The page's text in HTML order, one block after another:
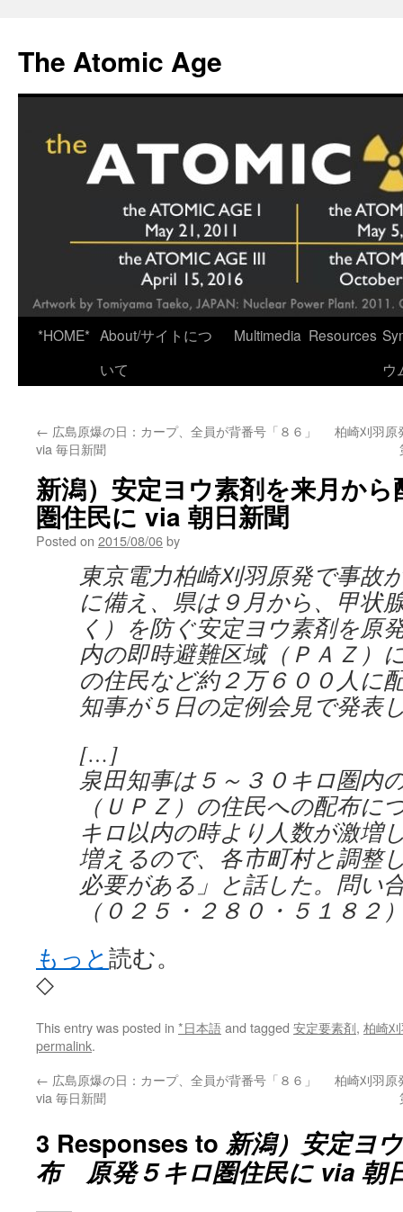
content
The Atomic Age
*HOME* About/サイトにつ
いて
Multimedia Resources
ウ
← 広島原爆の日：カープ、全員が背番号「８６」
via 毎日新聞
柏崎刈羽
新潟）安定ヨウ素剤を来月か
圏住民に via 朝日新聞
Posted on 2015/08/06by
東京電力柏崎刈羽原発で事故
に備え、県は９月から、甲状
く）を防ぐ安定ヨウ素剤を原
内の即時避難区域（ＰＡＺ）
の住民など約２万６００人に
知事が５日の定例会見で発表
[…]
泉田知事は５～３０キロ圏内
（ＵＰＺ）の住民への配布に
キロ以内の時より人数が激増
増えるので、各市町村と調整
必要がある」と話した。問い
（０２５・２８０・５１８２
もっと読む。
◇
This entry was posted in *日本語and tagged 安定要素剤, 柏崎
permalink.
← 広島原爆の日：カープ、全員が背番号「８６」
via 毎日新聞
柏崎刈羽
3 Responses to 新潟）安定ヨ
布 原発５キロ圏住民に via 朝